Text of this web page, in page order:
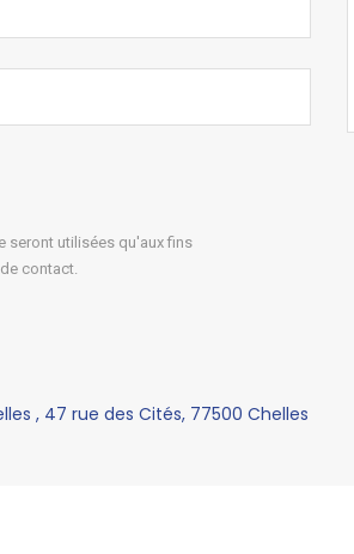
seront utilisées qu'aux fins
contact.
, 47 rue des Cités, 77500 Chelles